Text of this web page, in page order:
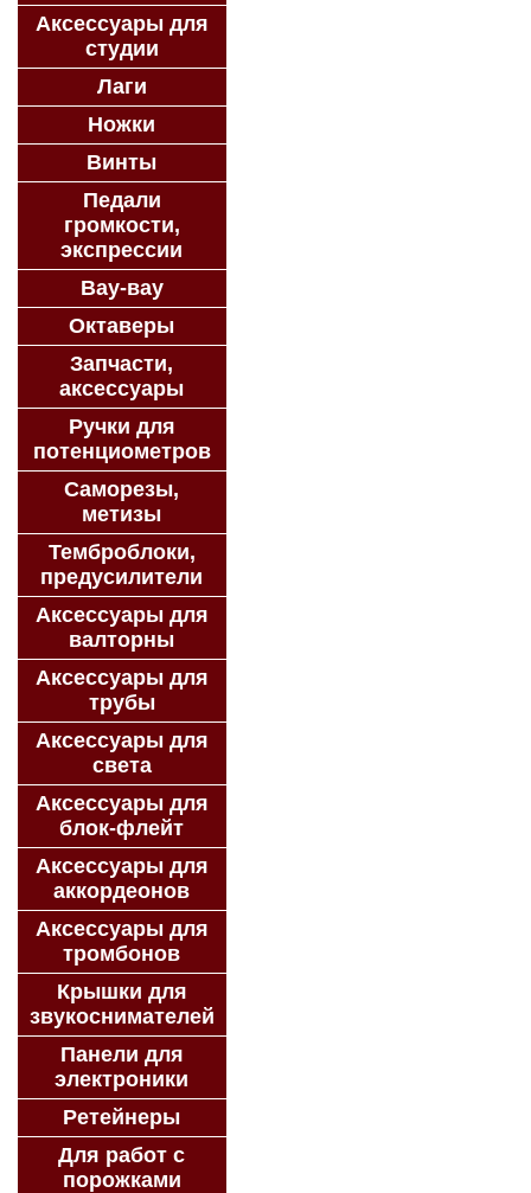
Аксессуары для
студии
Лаги
Ножки
Винты
Педали
громкости,
экспрессии
Вау-вау
Октаверы
Запчасти,
аксессуары
Ручки для
потенциометров
Саморезы,
метизы
Темброблоки,
предусилители
Аксессуары для
валторны
Аксессуары для
трубы
Аксессуары для
света
Аксессуары для
блок-флейт
Аксессуары для
аккордеонов
Аксессуары для
тромбонов
Крышки для
звукоснимателей
Панели для
электроники
Ретейнеры
Для работ с
порожками